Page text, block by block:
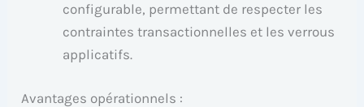
configurable, permettant de respecter les
contraintes transactionnelles et les verrous
applicatifs.
Avantages opérationnels :